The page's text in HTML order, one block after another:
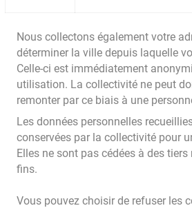
Nous collectons également votre
déterminer la ville depuis laquelle
Celle-ci est immédiatement
utilisation. La collectivité ne peut
remonter par ce biais à une
Les données personnelles
conservées par la collectivité pour
Elles ne sont pas cédées à des
fins.
Vous pouvez choisir de refuser les